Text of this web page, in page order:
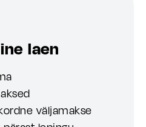
laen
väljamakse